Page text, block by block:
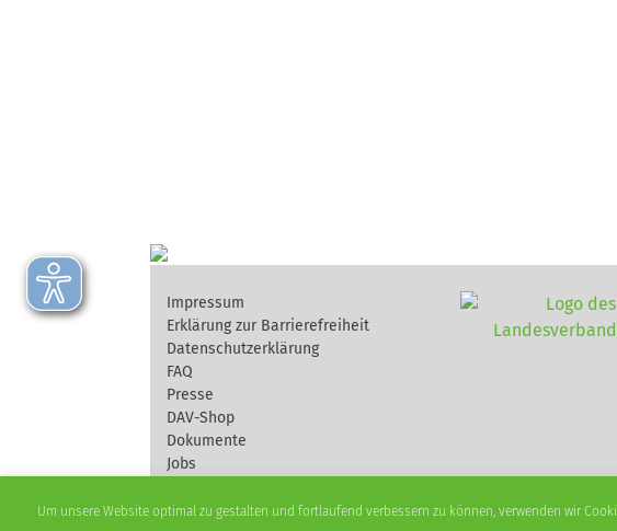
Impressum
Erklärung zur Barrierefreiheit
Datenschutzerklärung
FAQ
Presse
DAV-Shop
Dokumente
Jobs
Um unsere Website optimal zu gestalten und fortlaufend verbessern zu können, verwenden wir